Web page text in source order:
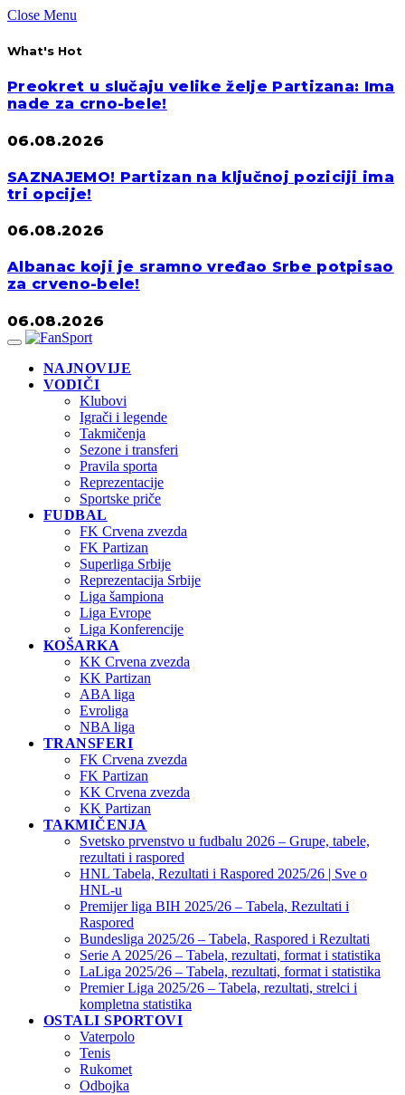
Close Menu
What's Hot
Preokret u slučaju velike želje Partizana: Ima
nade za crno-bele!
06.08.2026
SAZNAJEMO! Partizan na ključnoj poziciji ima
tri opcije!
06.08.2026
Albanac koji je sramno vređao Srbe potpisao
za crveno-bele!
06.08.2026
NAJNOVIJE
VODIČI
Klubovi
Igrači i legende
Takmičenja
Sezone i transferi
Pravila sporta
Reprezentacije
Sportske priče
FUDBAL
FK Crvena zvezda
FK Partizan
Superliga Srbije
Reprezentacija Srbije
Liga šampiona
Liga Evrope
Liga Konferencije
KOŠARKA
KK Crvena zvezda
KK Partizan
ABA liga
Evroliga
NBA liga
TRANSFERI
FK Crvena zvezda
FK Partizan
KK Crvena zvezda
KK Partizan
TAKMIČENJA
Svetsko prvenstvo u fudbalu 2026 – Grupe, tabele,
rezultati i raspored
HNL Tabela, Rezultati i Raspored 2025/26 | Sve o
HNL-u
Premijer liga BIH 2025/26 – Tabela, Rezultati i
Raspored
Bundesliga 2025/26 – Tabela, Raspored i Rezultati
Serie A 2025/26 – Tabela, rezultati, format i statistika
LaLiga 2025/26 – Tabela, rezultati, format i statistika
Premier Liga 2025/26 – Tabela, rezultati, strelci i
kompletna statistika
OSTALI SPORTOVI
Vaterpolo
Tenis
Rukomet
Odbojka